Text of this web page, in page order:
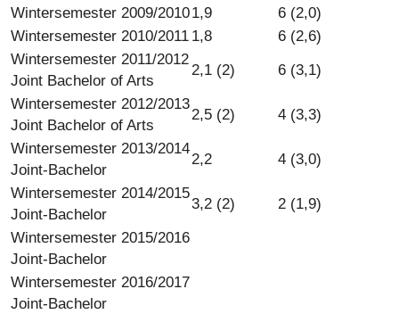
Wintersemester 2009/20101,9
6 (2,0)
Wintersemester 2010/2011 1,8
6 (2,6)
Wintersemester 2011/2012
Joint Bachelor of Arts
2,1 (2)
6 (3,1)
Wintersemester 2012/2013
Joint Bachelor of Arts
2,5 (2)
4 (3,3)
Wintersemester 2013/2014
Joint-Bachelor
2,2
4 (3,0)
Wintersemester 2014/2015
Joint-Bachelor
3,2 (2)
2 (1,9)
Wintersemester 2015/2016
Joint-Bachelor
Wintersemester 2016/2017
Joint-Bachelor